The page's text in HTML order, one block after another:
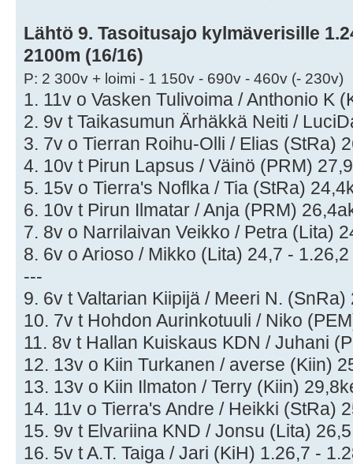
Lähtö 9. Tasoitusajo kylmäverisille
2100m (16/16)
P: 2 300v + loimi - 1 150v - 690v - 460v (- 230v)
1. 11v o Vasken Tulivoima / Anthonio K
2. 9v t Taikasumun Ärhäkkä Neiti /
3. 7v o Tierran Roihu-Olli / Elias (StRa)
4. 10v t Pirun Lapsus / Väinö (PRM)
5. 15v o Tierra's Noflka / Tia (StRa)
6. 10v t Pirun Ilmatar / Anja (PRM)
7. 8v o Narrilaivan Veikko / Petra (Lita)
8. 6v o Arioso / Mikko (Lita) 24,7 - 1.26,2
---
9. 6v t Valtarian Kiipijä / Meeri N.
10. 7v t Hohdon Aurinkotuuli / Niko
11. 8v t Hallan Kuiskaus KDN / Juhani
12. 13v o Kiin Turkanen / averse (Kiin)
13. 13v o Kiin Ilmaton / Terry (Kiin)
14. 11v o Tierra's Andre / Heikki (StRa)
15. 9v t Elvariina KND / Jonsu (Lita)
16. 5v t A.T. Taiga / Jari (KiH) 1.26,7 -